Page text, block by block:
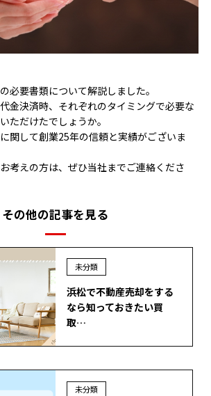
必要書類について解説しました。
金決済時、それぞれのタイミングで必要な
ただけたでしょうか。
関して創業25年の信頼と実績がございま
考えの方は、ぜひ当社までご連絡くださ
その他の記事を見る
未分類
浜松で不動産売却をする
なら知っておきたい買
取…
未分類